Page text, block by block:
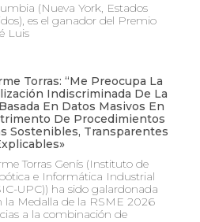
(Nueva York, Estados
es el ganador del Premio
Luis
Torras: “Me Preocupa La
Indiscriminada De La
En Datos Masivos En
De Procedimientos
Sostenibles, Transparentes
Torras Genís (Instituto de
e Informática Industrial
UPC)) ha sido galardonada
la Medalla de la RSME 2026
a la combinación de